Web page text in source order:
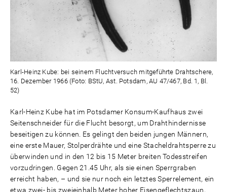
Karl-Heinz Kube: bei seinem Fluchtversuch mitgeführte Drahtschere,
16. Dezember 1966 (Foto: BStU, Ast. Potsdam, AU 47/467, Bd. 1, Bl.
52)
Karl-Heinz Kube hat im Potsdamer Konsum-Kaufhaus zwei
Seitenschneider für die Flucht besorgt, um Drahthindernisse
beseitigen zu können. Es gelingt den beiden jungen Männern,
eine erste Mauer, Stolperdrähte und eine Stacheldrahtsperre zu
überwinden und in den 12 bis 15 Meter breiten Todesstreifen
vorzudringen. Gegen 21.45 Uhr, als sie einen Sperrgraben
erreicht haben, – und sie nur noch ein letztes Sperrelement, ein
etwa zwei- bis zweieinhalb Meter hoher Eisengeflechtszaun,